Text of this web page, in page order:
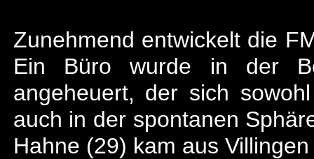
Zunehmend entwickelt die
Ein Büro wurde in der
angeheuert, der sich
auch in der spontanen
Hahne (29) kam aus